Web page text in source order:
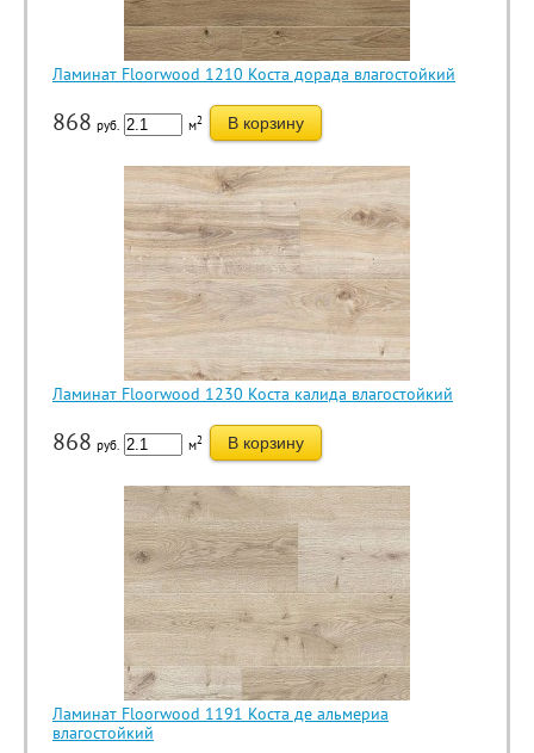
Ламинат Floorwood 1210 Коста дорада влагостойкий
868 руб. м2 В корзину
Ламинат Floorwood 1230 Коста калида влагостойкий
868 руб. м2 В корзину
Ламинат Floorwood 1191 Коста де альмериа
влагостойкий